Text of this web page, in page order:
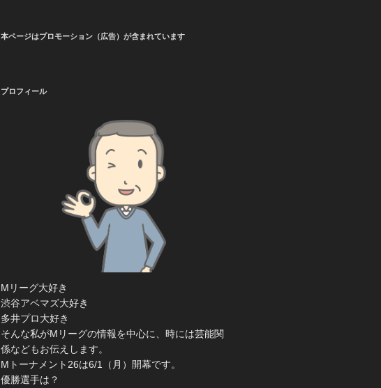
本ページはプロモーション（広告）が含まれています
プロフィール
Mリーグ大好き
渋谷アベマズ大好き
多井プロ大好き
そんな私がMリーグの情報を中心に、時には芸能関
係などもお伝えします。
Mトーナメント26は6/1（月）開幕です。
優勝選手は？